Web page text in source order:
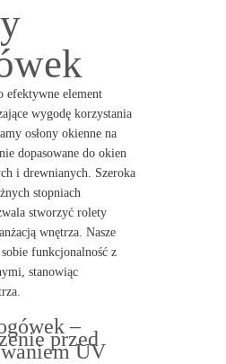
efektywne element
wygodę korzystania
osłony okienne na
dopasowane do okien
i drewnianych. Szeroka
stopniach
stworzyć rolety
wnętrza. Nasze
funkcjonalność z
stanowiąc
–
przed
UV